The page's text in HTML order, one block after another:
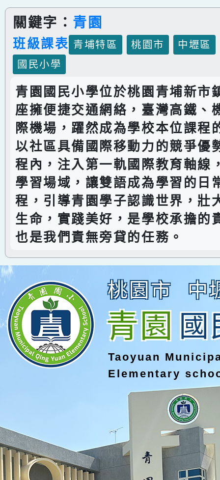
關鍵字： 青園
班級課表 青埔特區 桃園市
中壢區
國民小學
青園國民小學位於桃園青埔新市
座擁便捷交通網絡，臺灣高鐵、
際機場，躍然成為學校本位課程
以社區具備國際移動力的競爭優
程內，注入第一軌國際教育軸線
學習場域，讓雙語成為學習的日
程，引導青園學子認識世界，壯
生命，實踐美好，是學校承擔的
也是我們責無旁貸的任務。
桃園市 中
青園國
Taoyuan
Elementary